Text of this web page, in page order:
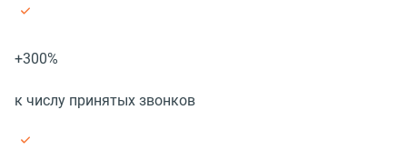
+300%
к числу принятых звонков